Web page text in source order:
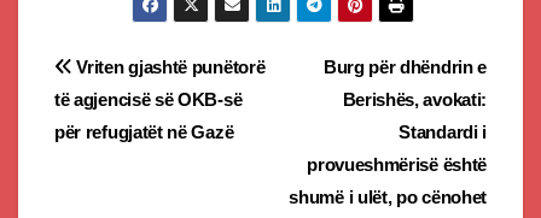
Post
navigation
Burg për dhëndrin e
Berishës, avokati:
Standardi i
provueshmërisë është
shumë i ulët, po cënohet
Vriten gjashtë punëtorë
të agjencisë së OKB-së
për refugjatët në Gazë